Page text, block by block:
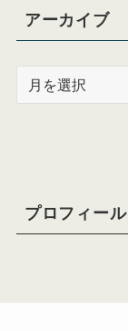
アーカイブ
プロフィール